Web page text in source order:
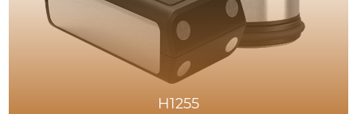
H1255